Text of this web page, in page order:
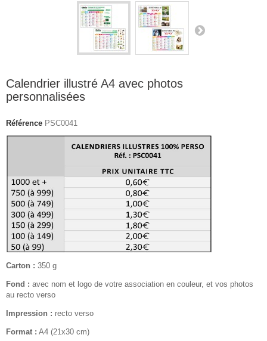
Calendrier illustré A4 avec photos
personnalisées
Référence PSC0041
Carton : 350 g
Fond : avec nom et logo de votre association en couleur, et vos photos
au recto verso
Impression : recto verso
Format : A4 (21x30 cm)